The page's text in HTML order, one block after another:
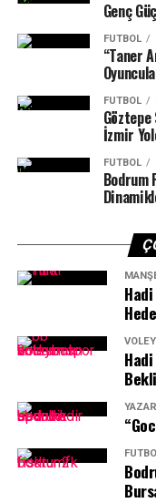
vatandaşlardan
belediye personeli
temizlendiğini, hijyen
aktaran Eroğlu,
tarafından analiz
salonundaki panoda
sunulduğunu
Çocuklardan
duyduklarını,
geçirdiklerini belirtti.
daha iyi
paylaştıklarını ve
eğitmenlerine ve
Mandalinci’ye
Bodrum Belediyesi,
destekleyen sosyal
nitelikli ve güvenli
çalışmalarını
Türkiye’yi
Dünyanın En
Parkurda
Yedi sporcu ve dört
Büyükşehir
en prestijli
başlayacak ve üç
188 kilometrelik
Genç
FUTBOL
“Taner
FUTBOL
İzmir
FUTBOL
Bodrum